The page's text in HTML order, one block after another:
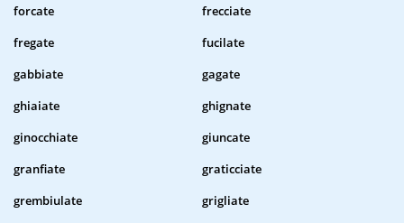
forcate
frecciate
fregate
fucilate
gabbiate
gagate
ghiaiate
ghignate
ginocchiate
giuncate
granfiate
graticciate
grembiulate
grigliate